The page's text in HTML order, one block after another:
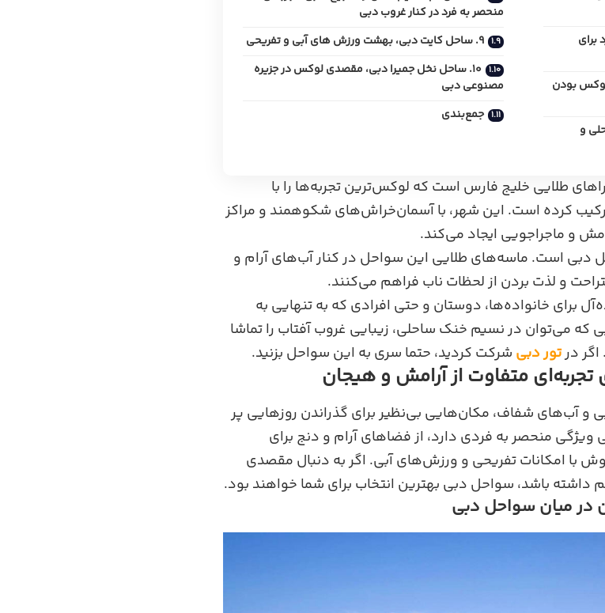
بودن
و
منحصر به فرد در کنار غروب دبی
9. ساحل کایت دبی، بهشت ورزش‌ های آبی و تفریحی
10. ساحل نخل جمیرا دبی، مقصدی لوکس در جزیره
مصنوعی دبی
جمع‌بندی
طلایی خلیج فارس است که لوکس‌ترین تجربه‌ها را با
کرده است. این شهر، با آسمان‌خراش‌های شکوهمند و مراکز
و ماجراجویی ایجاد می‌کند.
دبی است. ماسه‌های طلایی این سواحل در کنار آب‌های آرام و
و لذت بردن از لحظات ناب فراهم می‌کنند.
برای خانواده‌ها، دوستان و حتی افرادی که به تنهایی به
که می‌توان در نسیم خنک ساحلی، زیبایی غروب آفتاب را تماشا
اگر درتور دبی شرکت کردید، حتما سری به این سواحل بزنید.
متفاوت از آرامش و هیجان
و آب‌های شفاف، مکان‌هایی بی‌نظیر برای گذراندن روزهایی پر
منحصر به‌ فردی دارد، از فضاهای آرام و دنج برای
با امکانات تفریحی و ورزش‌های آبی. اگر به دنبال مقصدی
داشته باشد، سواحل دبی بهترین انتخاب برای شما خواهند بود.